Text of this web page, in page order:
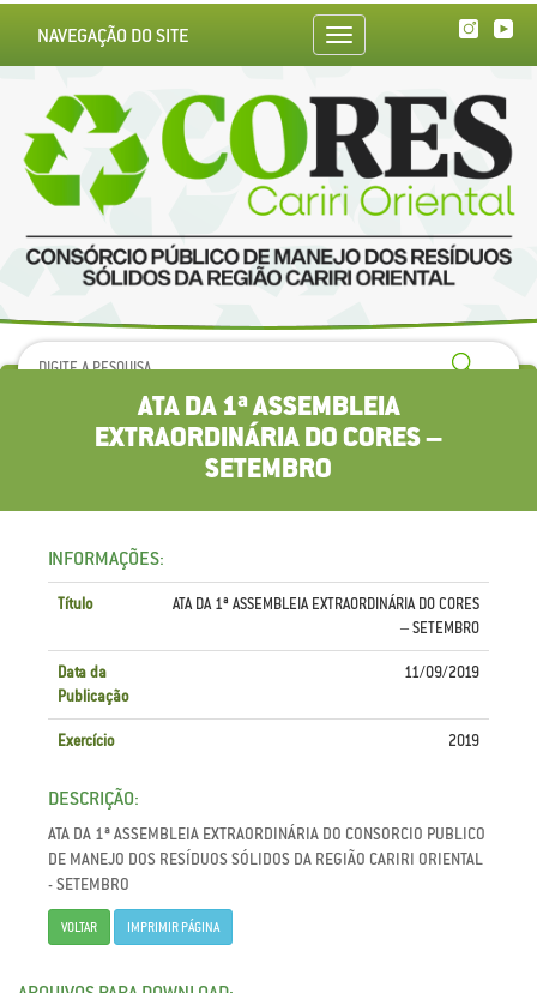
Toggle
navigation
NAVEGAÇÃO DO SITE
ATA DA 1ª ASSEMBLEIA
EXTRAORDINÁRIA DO CORES –
SETEMBRO
INFORMAÇÕES:
Título
ATA DA 1ª ASSEMBLEIA EXTRAORDINÁRIA DO CORES
– SETEMBRO
Data da
Publicação
11/09/2019
Exercício 2019
DESCRIÇÃO:
ATA DA 1ª ASSEMBLEIA EXTRAORDINÁRIA DO CONSORCIO PUBLICO
DE MANEJO DOS RESÍDUOS SÓLIDOS DA REGIÃO CARIRI ORIENTAL
- SETEMBRO
VOLTAR IMPRIMIR PÁGINA